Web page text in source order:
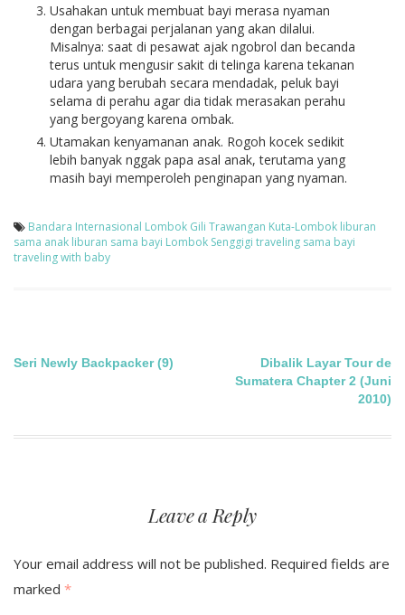
Usahakan untuk membuat bayi merasa nyaman
dengan berbagai perjalanan yang akan dilalui.
Misalnya: saat di pesawat ajak ngobrol dan becanda
terus untuk mengusir sakit di telinga karena tekanan
udara yang berubah secara mendadak, peluk bayi
selama di perahu agar dia tidak merasakan perahu
yang bergoyang karena ombak.
Utamakan kenyamanan anak. Rogoh kocek sedikit
lebih banyak nggak papa asal anak, terutama yang
masih bayi memperoleh penginapan yang nyaman.
Bandara Internasional Lombok Gili Trawangan Kuta-Lombok liburan
sama anak liburan sama bayi Lombok Senggigi traveling sama bayi
traveling with baby
Post
Seri Newly Backpacker (9)
Dibalik Layar Tour de
Sumatera Chapter 2 (Juni
2010)
Leave a Reply
Your email address will not be published. Required fields are
marked *